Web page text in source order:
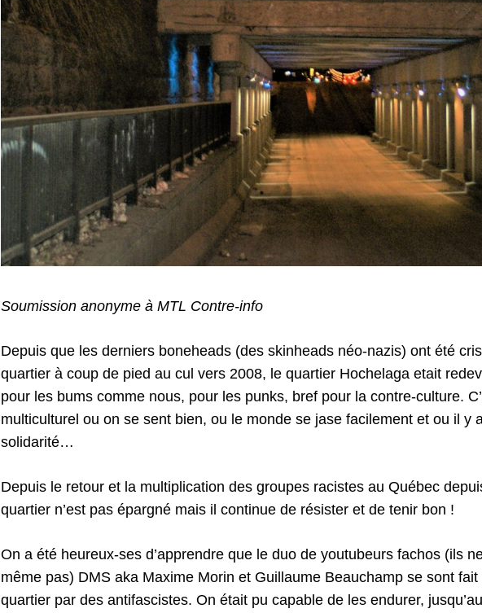
Soumission anonyme à MTL Contre-info
Depuis que les derniers boneheads (des skinheads néo-nazis) ont été
quartier à coup de pied au cul vers 2008, le quartier Hochelaga etait
pour les bums comme nous, pour les punks, bref pour la contre-culture.
multiculturel ou on se sent bien, ou le monde se jase facilement et ou il y
solidarité…
Depuis le retour et la multiplication des groupes racistes au Québec
quartier n’est pas épargné mais il continue de résister et de tenir bon !
On a été heureux-ses d’apprendre que le duo de youtubeurs fachos (ils
même pas) DMS aka Maxime Morin et Guillaume Beauchamp se sont
quartier par des antifascistes. On était pu capable de les endurer,